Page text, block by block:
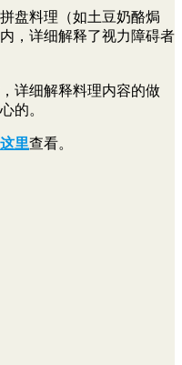
盘料理（如土豆奶酪焗
，详细解释了视力障碍者
详细解释料理内容的做
的。
这里查看。